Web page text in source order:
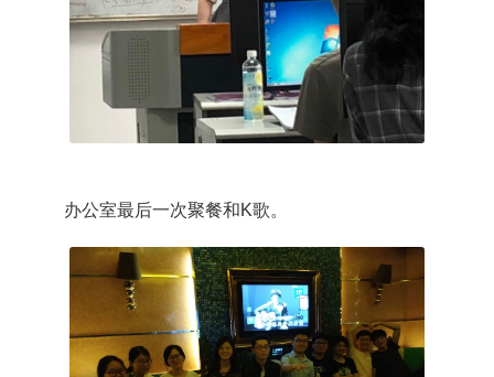
办公室最后一次聚餐和K歌。